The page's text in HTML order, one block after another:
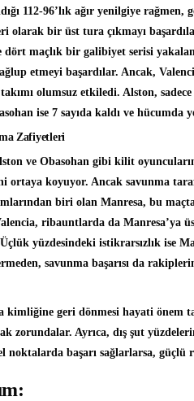
112-96’lık ağır yenilgiye
olarak bir üst tura çıkmayı
dört maçlık bir galibiyet serisi
etmeyi başardılar. Ancak,
olumsuz etkiledi. Alston,
ise 7 sayıda kaldı ve hücumda
Zafiyetleri
ve Obasohan gibi kilit
ortaya koyuyor. Ancak savunma
biri olan Manresa, bu
ribauntlarda da Manresa’ya
yüzdesindeki istikrarsızlık ise
savunma başarısı da
kimliğine geri dönmesi hayati önem
zorundalar. Ayrıca, dış şut
noktalarda başarı sağlarlarsa, güçlü